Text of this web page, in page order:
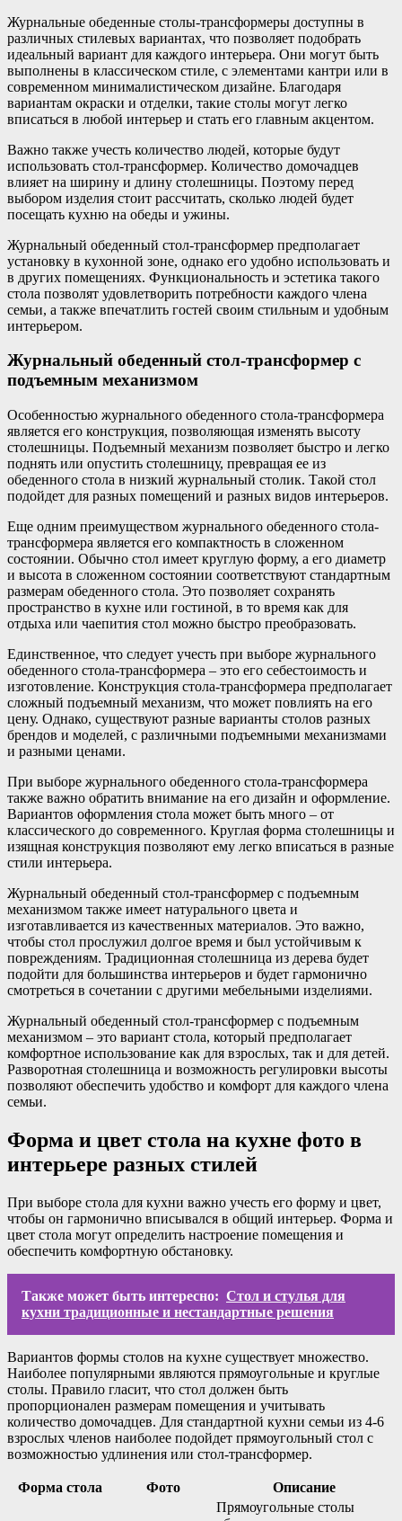
Журнальные обеденные столы-трансформеры доступны в
различных стилевых вариантах, что позволяет подобрать
идеальный вариант для каждого интерьера. Они могут быть
выполнены в классическом стиле, с элементами кантри или в
современном минималистическом дизайне. Благодаря
вариантам окраски и отделки, такие столы могут легко
вписаться в любой интерьер и стать его главным акцентом.
Важно также учесть количество людей, которые будут
использовать стол-трансформер. Количество домочадцев
влияет на ширину и длину столешницы. Поэтому перед
выбором изделия стоит рассчитать, сколько людей будет
посещать кухню на обеды и ужины.
Журнальный обеденный стол-трансформер предполагает
установку в кухонной зоне, однако его удобно использовать и
в других помещениях. Функциональность и эстетика такого
стола позволят удовлетворить потребности каждого члена
семьи, а также впечатлить гостей своим стильным и удобным
интерьером.
Журнальный обеденный стол-трансформер с
подъемным механизмом
Особенностью журнального обеденного стола-трансформера
является его конструкция, позволяющая изменять высоту
столешницы. Подъемный механизм позволяет быстро и легко
поднять или опустить столешницу, превращая ее из
обеденного стола в низкий журнальный столик. Такой стол
подойдет для разных помещений и разных видов интерьеров.
Еще одним преимуществом журнального обеденного стола-
трансформера является его компактность в сложенном
состоянии. Обычно стол имеет круглую форму, а его диаметр
и высота в сложенном состоянии соответствуют стандартным
размерам обеденного стола. Это позволяет сохранять
пространство в кухне или гостиной, в то время как для
отдыха или чаепития стол можно быстро преобразовать.
Единственное, что следует учесть при выборе журнального
обеденного стола-трансформера – это его себестоимость и
изготовление. Конструкция стола-трансформера предполагает
сложный подъемный механизм, что может повлиять на его
цену. Однако, существуют разные варианты столов разных
брендов и моделей, с различными подъемными механизмами
и разными ценами.
При выборе журнального обеденного стола-трансформера
также важно обратить внимание на его дизайн и оформление.
Вариантов оформления стола может быть много – от
классического до современного. Круглая форма столешницы и
изящная конструкция позволяют ему легко вписаться в разные
стили интерьера.
Журнальный обеденный стол-трансформер с подъемным
механизмом также имеет натурального цвета и
изготавливается из качественных материалов. Это важно,
чтобы стол прослужил долгое время и был устойчивым к
повреждениям. Традиционная столешница из дерева будет
подойти для большинства интерьеров и будет гармонично
смотреться в сочетании с другими мебельными изделиями.
Журнальный обеденный стол-трансформер с подъемным
механизмом – это вариант стола, который предполагает
комфортное использование как для взрослых, так и для детей.
Разворотная столешница и возможность регулировки высоты
позволяют обеспечить удобство и комфорт для каждого члена
семьи.
Форма и цвет стола на кухне фото в
интерьере разных стилей
При выборе стола для кухни важно учесть его форму и цвет,
чтобы он гармонично вписывался в общий интерьер. Форма и
цвет стола могут определить настроение помещения и
обеспечить комфортную обстановку.
Также может быть интересно: Стол и стулья для
кухни традиционные и нестандартные решения
Вариантов формы столов на кухне существует множество.
Наиболее популярными являются прямоугольные и круглые
столы. Правило гласит, что стол должен быть
пропорционален размерам помещения и учитывать
количество домочадцев. Для стандартной кухни семьи из 4-6
взрослых членов наиболее подойдет прямоугольный стол с
возможностью удлинения или стол-трансформер.
Форма стола Фото
Описание
Прямоугольные столы